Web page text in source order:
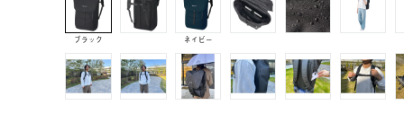
ブラック ネイビー